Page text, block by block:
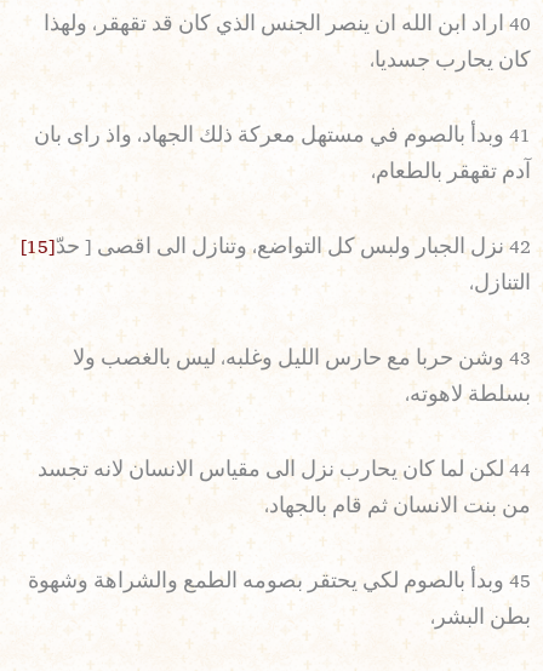
40 اراد ابن الله ان ينصر الجنس الذي كان قد تقهقر، ولهذا
كان يحارب جسديا،
41 وبدأ بالصوم في مستهل معركة ذلك الجهاد، واذ راى بان
آدم تقهقر بالطعام،
42 نزل الجبار ولبس كل التواضع، وتنازل الى اقصى [ حدّ
[15]
التنازل،
43 وشن حربا مع حارس الليل وغلبه، ليس بالغصب ولا
بسلطة لاهوته،
44 لكن لما كان يحارب نزل الى مقياس الانسان لانه تجسد
من بنت الانسان ثم قام بالجهاد،
45 وبدأ بالصوم لكي يحتقر بصومه الطمع والشراهة وشهوة
بطن البشر،